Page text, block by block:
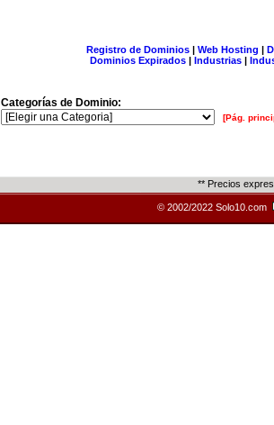
Registro de Dominios| Web Hosting |
Dominios Expirados | Industrias |
Categorías de Dominio:
[Pág.
** Precios
© 2002/2022 Solo10.com